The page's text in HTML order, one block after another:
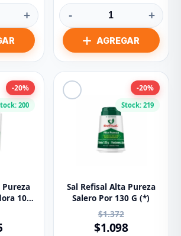
+ - +
200
-20%
Pureza
100
Stock: 219
-20%
Sal Refisal Alta Pureza
Salero Por 130 G (*)
$1.372
$1.098